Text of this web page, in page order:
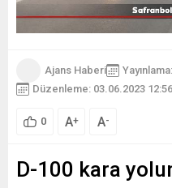
Ajans Haberi
Düzenleme: 03.06.2023 12:56
0 A+ A-
D-100 kara